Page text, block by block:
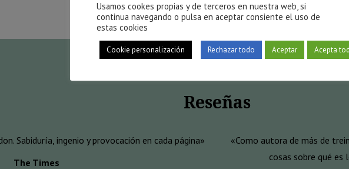
Reseñas
Sabiduría, ingenio y provocación en cada página»
The Times
«Como autora de más de
cosas sobre qué
Usamos cookes propias y de terceros en nuestra web, si
continua navegando o pulsa en aceptar consiente el uso de
estas cookies
Cookie personalización Rechazar todo Aceptar Acepta